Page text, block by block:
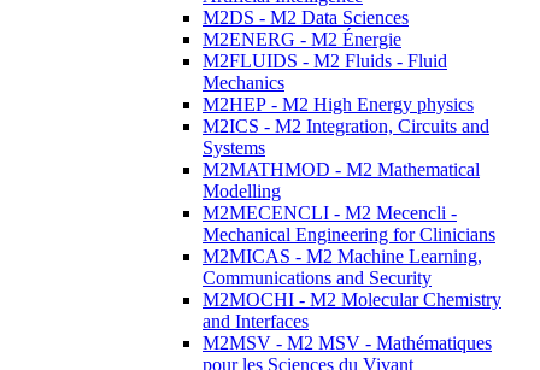
M2DS - M2 Data Sciences
M2ENERG - M2 Énergie
M2FLUIDS - M2 Fluids - Fluid
Mechanics
M2HEP - M2 High Energy physics
M2ICS - M2 Integration, Circuits and
Systems
M2MATHMOD - M2 Mathematical
Modelling
M2MECENCLI - M2 Mecencli -
Mechanical Engineering for Clinicians
M2MICAS - M2 Machine Learning,
Communications and Security
M2MOCHI - M2 Molecular Chemistry
and Interfaces
M2MSV - M2 MSV - Mathématiques
pour les Sciences du Vivant